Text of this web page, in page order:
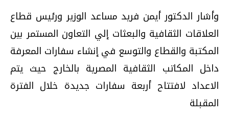
وأشار الدكتور أيمن فريد مساعد الوزير ورئيس قطاع
العلاقات الثقافية والبعثات إلي التعاون المستمر بين
المكتبة والقطاع والتوسع في إنشاء سفارات المعرفة
داخل المكاتب الثقافية المصرية بالخارج حيث يتم
الاعداد لافتتاح أربعة سفارات جديدة خلال الفترة
المقبلة